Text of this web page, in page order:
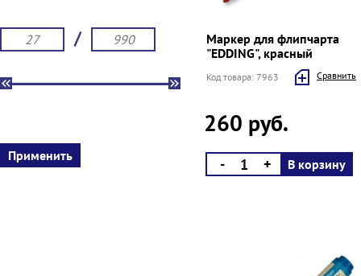
/
Маркер для флипчарта
"EDDING", красный
Код товара: 7963 Cравнить
260 руб.
- + В корзину